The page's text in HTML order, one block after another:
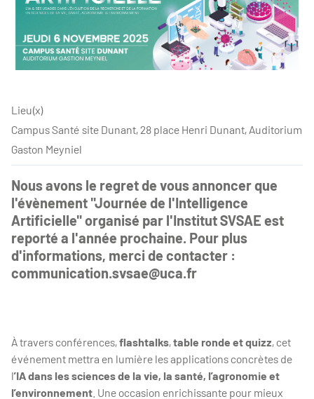
Lieu(x)
Campus Santé site Dunant, 28 place Henri Dunant, Auditorium
Gaston Meyniel
Nous avons le regret de vous annoncer que
l'évènement "Journée de l'Intelligence
Artificielle" organisé par l'Institut SVSAE est
reporté a l'année prochaine. Pour plus
d'informations, merci de contacter :
communication.svsae@uca.fr
À travers conférences,flashtalks,table ronde et quizz, cet
événement mettra en lumière les applications concrètes de
l’IA dans les sciences de la vie, la santé, l’agronomie et
l’environnement . Une occasion enrichissante pour mieux